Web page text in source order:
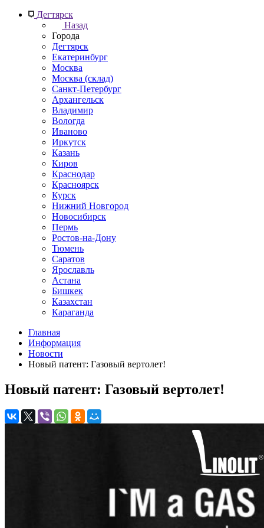
Дегтярск
Назад
Города
Дегтярск
Екатеринбург
Москва
Москва (склад)
Санкт-Петербург
Архангельск
Владимир
Вологда
Иваново
Иркутск
Казань
Киров
Краснодар
Красноярск
Курск
Нижний Новгород
Новосибирск
Пермь
Ростов-на-Дону
Тюмень
Саратов
Ярославль
Астана
Бишкек
Казахстан
Караганда
Главная
Информация
Новости
Новый патент: Газовый вертолет!
Новый патент: Газовый вертолет!